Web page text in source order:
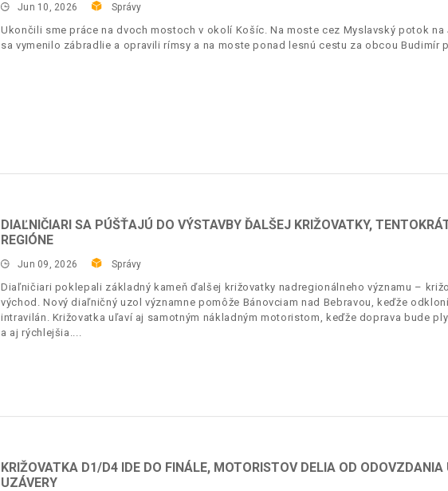
Jun 10, 2026 Správy
Ukončili sme práce na dvoch mostoch v okolí Košíc. Na moste cez Myslavský potok na
sa vymenilo zábradlie a opravili rímsy a na moste ponad lesnú cestu za obcou Budimír
DIAĽNIČIARI SA PÚŠŤAJÚ DO VÝSTAVBY ĎALŠEJ KRIŽOVATKY,
REGIÓNE
Jun 09, 2026 Správy
Diaľničiari poklepali základný kameň ďalšej križovatky nadregionálneho významu –
východ. Nový diaľničný uzol významne pomôže Bánovciam nad Bebravou, keďže
intravilán. Križovatka uľaví aj samotným nákladným motoristom, keďže doprava bude
a aj rýchlejšia.
KRIŽOVATKA D1/D4 IDE DO FINÁLE, MOTORISTOV DELIA OD ODOVZDANIA
UZÁVERY